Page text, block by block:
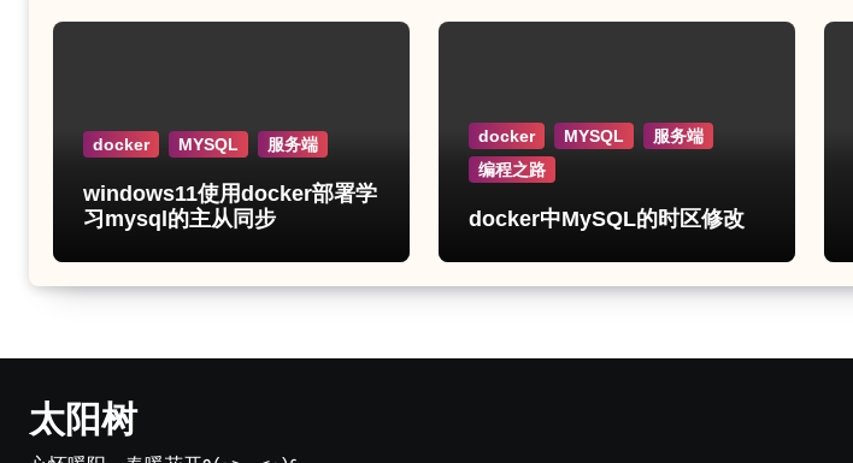
docker MYSQL 服务端
windows11使用docker部署学
习mysql的主从同步
docker MYSQL
服务端
编程之路
docker中MySQL的时区修改
太阳树